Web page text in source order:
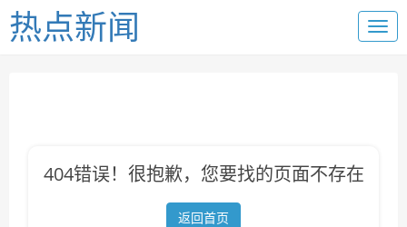
热点新闻
404错误！很抱歉，您要找的页面不存在
返回首页